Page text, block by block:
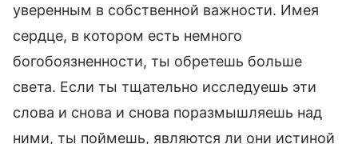
уверенным в собственной важности. Имея
сердце, в котором есть немного
богобоязненности, ты обретешь больше
света. Если ты тщательно исследуешь эти
слова и снова и снова поразмышляешь над
ними, ты поймешь, являются ли они истиной